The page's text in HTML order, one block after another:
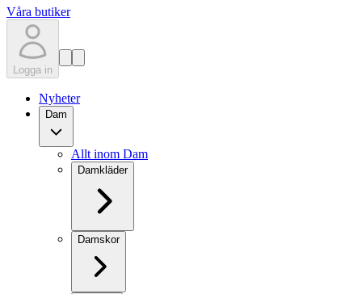
Våra butiker
Logga in
Nyheter
Dam
Allt inom Dam
Damkläder
Damskor